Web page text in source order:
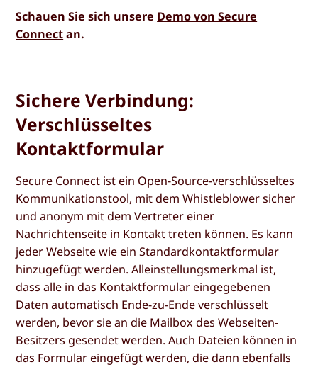
Schauen Sie sich unsere Demo von Secure
Connectan.
Sichere Verbindung:
Verschlüsseltes
Kontaktformular
Secure Connect ist ein Open-Source-verschlüsseltes
Kommunikationstool, mit dem Whistleblower sicher
und anonym mit dem Vertreter einer
Nachrichtenseite in Kontakt treten können. Es kann
jeder Webseite wie ein Standardkontaktformular
hinzugefügt werden. Alleinstellungsmerkmal ist,
dass alle in das Kontaktformular eingegebenen
Daten automatisch Ende-zu-Ende verschlüsselt
werden, bevor sie an die Mailbox des Webseiten-
Besitzers gesendet werden. Auch Dateien können in
das Formular eingefügt werden, die dann ebenfalls